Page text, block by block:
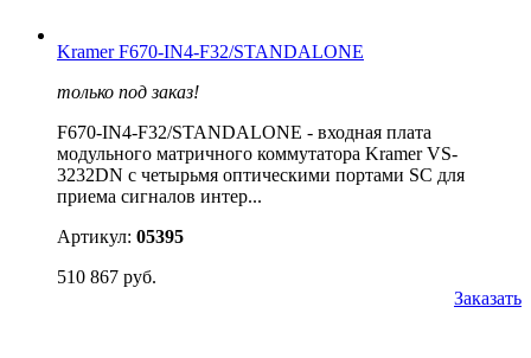
Kramer F670-IN4-F32/STANDALONE
только под заказ!
F670-IN4-F32/STANDALONE - входная плата
модульного матричного коммутатора Kramer VS-
3232DN с четырьмя оптическими портами SC для
приема сигналов интер...
Артикул: 05395
510 867 руб.
Заказать